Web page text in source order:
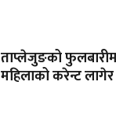
ताप्लेजुङको
महिलाको करेन्ट